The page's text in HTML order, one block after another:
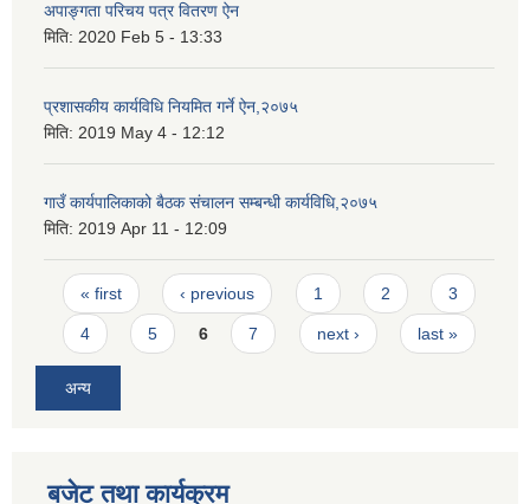
अपाङ्गता परिचय पत्र वितरण ऐन
मिति: 2020 Feb 5 - 13:33
प्रशासकीय कार्यविधि नियमित गर्ने ऐन,२०७५
मिति: 2019 May 4 - 12:12
गाउँ कार्यपालिकाको बैठक संचालन सम्बन्धी कार्यविधि,२०७५
मिति: 2019 Apr 11 - 12:09
Pages
« first ‹ previous 1 2 3
4 5 6 7 next › last »
अन्य
बजेट तथा कार्यक्रम